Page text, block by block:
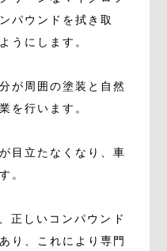
パウンドを拭き取
うにします。
が周囲の塗装と自然
を行います。
目立たなくなり、車
。
正しいコンパウンド
り、これにより専門